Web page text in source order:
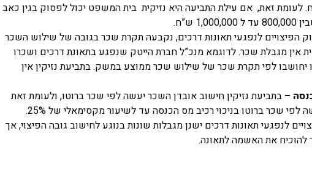
הנזק של כאב וסבל כ 45,000 ש”ח. לעומת זאת, אם עילת התביעה היא נזיקית בית המשפט יכול לפסוק בגין כאב
ש”ח.
הפיצויים לנפגעי תאונות דרכים, נקבעה תקרת שכר בגובה של שילוש השכר
אין מגבלת שכר. לדוגמא מנכ”ל חברת הייטק שנפגע בתאונת דרכים ושכרו
שלו יחושבו לפי תקרת שכר של שילוש שכר ממוצע במשק. בתביעת נזיקין אין
– בתביעת נזיקין חישוב אובדן השכר יעשה לפי שכר ברוטו, ולעומת זאת
שכר ברוטו בניכוי רכיב מס הכנסה עד לשיעור מקסימאלי של 25%.
לנפגעי תאונות דרכים ישנן מגבלות שונות בנוגע לחישוב גובה הפיצוי, אך
להוכיח את האשמה לתאונה.